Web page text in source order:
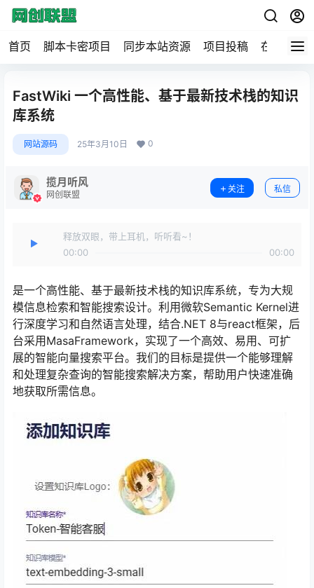
首页 脚本卡密项目 同步本站资源 项目投稿 在线工具
FastWiki 一个高性能、基于最新技术栈的知识
库系统
网站源码 25年3月10日 0
揽月听风
网创联盟
关注 私信
释放双眼，带上耳机，听听看~！
00:00
00:00
是一个高性能、基于最新技术栈的知识库系统，专为大规
模信息检索和智能搜索设计。利用微软Semantic Kernel进
行深度学习和自然语言处理，结合.NET 8与react框架，后
台采用MasaFramework，实现了一个高效、易用、可扩
展的智能向量搜索平台。我们的目标是提供一个能够理解
和处理复杂查询的智能搜索解决方案，帮助用户快速准确
地获取所需信息。